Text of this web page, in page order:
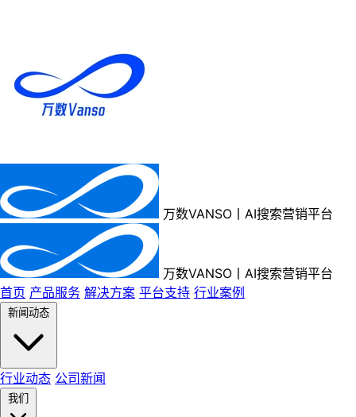
万数VANSO丨AI搜索营销平台
万数VANSO丨AI搜索营销平台
首页 产品服务 解决方案 平台支持 行业案例
新闻动态
行业动态 公司新闻
我们